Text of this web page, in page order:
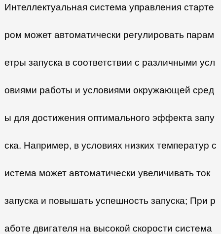
Интеллектуальная система управления старте
ром может автоматически регулировать парам
етры запуска в соответствии с различными усл
овиями работы и условиями окружающей сред
ы для достижения оптимального эффекта запу
ска. Например, в условиях низких температур с
истема может автоматически увеличивать ток
запуска и повышать успешность запуска; При р
аботе двигателя на высокой скорости система